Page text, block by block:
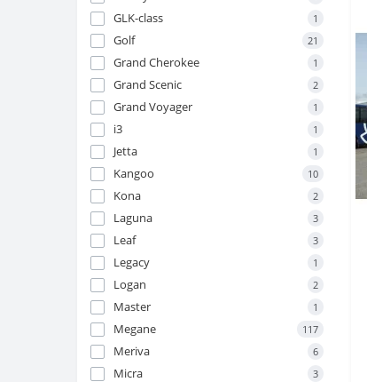
GLK-class 1
Golf 21
Grand Cherokee 1
Grand Scenic 2
Grand Voyager 1
i3 1
Jetta 1
Kangoo 10
Kona 2
Laguna 3
Leaf 3
Legacy 1
Logan 2
Master 1
Megane 117
Meriva 6
Micra 3